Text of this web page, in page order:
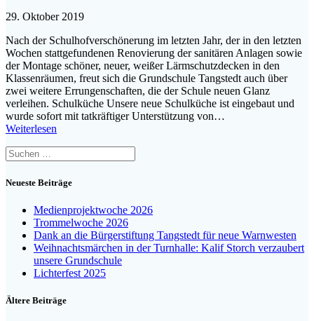
29. Oktober 2019
Nach der Schulhofverschönerung im letzten Jahr, der in den letzten
Wochen stattgefundenen Renovierung der sanitären Anlagen sowie
der Montage schöner, neuer, weißer Lärmschutzdecken in den
Klassenräumen, freut sich die Grundschule Tangstedt auch über
zwei weitere Errungenschaften, die der Schule neuen Glanz
verleihen. Schulküche Unsere neue Schulküche ist eingebaut und
wurde sofort mit tatkräftiger Unterstützung von…
Weiterlesen
Suchen
nach:
Neueste Beiträge
Medienprojektwoche 2026
Trommelwoche 2026
Dank an die Bürgerstiftung Tangstedt für neue Warnwesten
Weihnachtsmärchen in der Turnhalle: Kalif Storch verzaubert
unsere Grundschule
Lichterfest 2025
Ältere Beiträge